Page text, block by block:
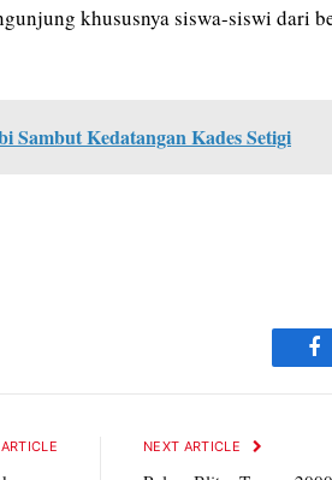
khususnya siswa-siswi dari
Sambut Kedatangan Kades Setigi
NEXT ARTICLE